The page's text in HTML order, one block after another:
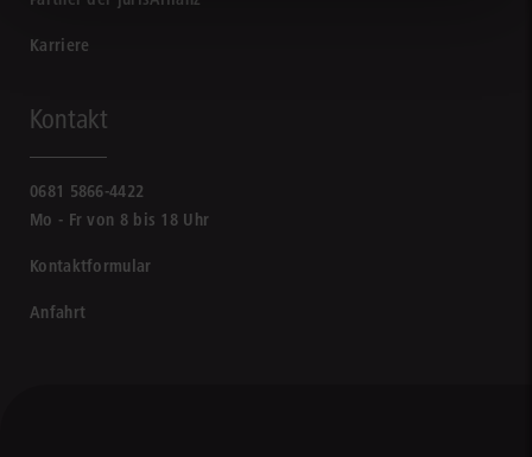
Karriere
Kontakt
0681 5866-4422
Mo - Fr von 8 bis 18 Uhr
Kontaktformular
Anfahrt